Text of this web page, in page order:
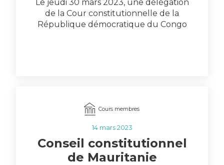
Le jeudi 30 mars 2023, une délégation
de la Cour constitutionnelle de la
République démocratique du Congo
Cours membres
14 mars 2023
Conseil constitutionnel
de Mauritanie